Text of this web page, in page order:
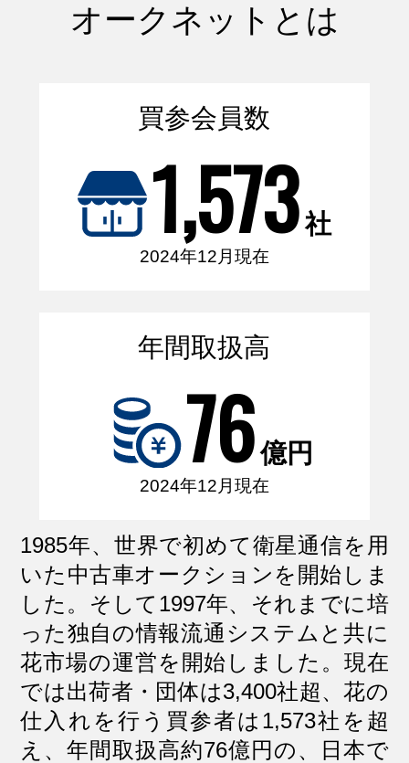
オークネットとは
買参会員数
1,573社
2024年12月現在
年間取扱高
76億円
2024年12月現在
1985年、世界で初めて衛星通信を用
いた中古車オークションを開始しま
した。そして1997年、それまでに培
った独自の情報流通システムと共に
花市場の運営を開始しました。現在
では出荷者・団体は3,400社超、花の
仕入れを行う買参者は1,573社を超
え、年間取扱高約76億円の、日本で